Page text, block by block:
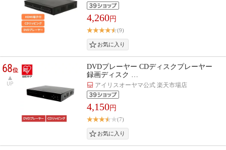
4,260円
(9)
68位
UP
DVDプレーヤー CDディスクプレーヤー
録画ディスク …
アイリスオーヤマ公式 楽天市場店
4,150円
(7)